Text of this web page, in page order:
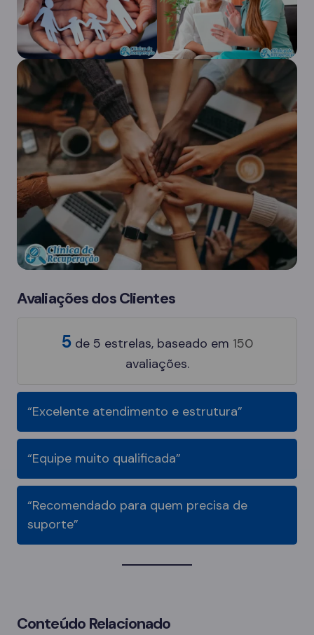
Avaliações dos Clientes
5 de 5 estrelas, baseado em 150
avaliações.
“Excelente atendimento e estrutura”
“Equipe muito qualificada”
“Recomendado para quem precisa de
suporte”
Conteúdo Relacionado